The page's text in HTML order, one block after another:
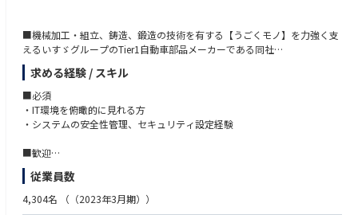
■機械加工・組立、鋳造、鍛造の技術を有する【うごくモノ】を力強く支
えるいすゞグループのTier1自動車部品メーカーである同社
にて、IT全般統制（ITGC担当）を担っていただきます。
■詳細業務
・2024年4月のガイドライン改訂対応や監査法人からの提言事項対応（IT
GCの社内対応等）の推進
・システムの開
・システムの運用・管理
・内外からのアクセス管理、権限設定などシステムの安全性の確保
・外部委託に関する契約の管理
求める経験 / スキル
■必須
・IT環境を俯瞰的に見れる方
・システムの安全性管理、セキュリティ設定経験
■歓迎
・IT統制監査経験
・CISA(事由により一時休務・失効でも可)
・システム監査技術者
従業員数
4,304名 （（2023年3月期））